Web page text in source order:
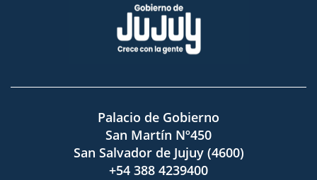
Palacio de Gobierno
San Martín Nº450
San Salvador de Jujuy (4600)
+54 388 4239400